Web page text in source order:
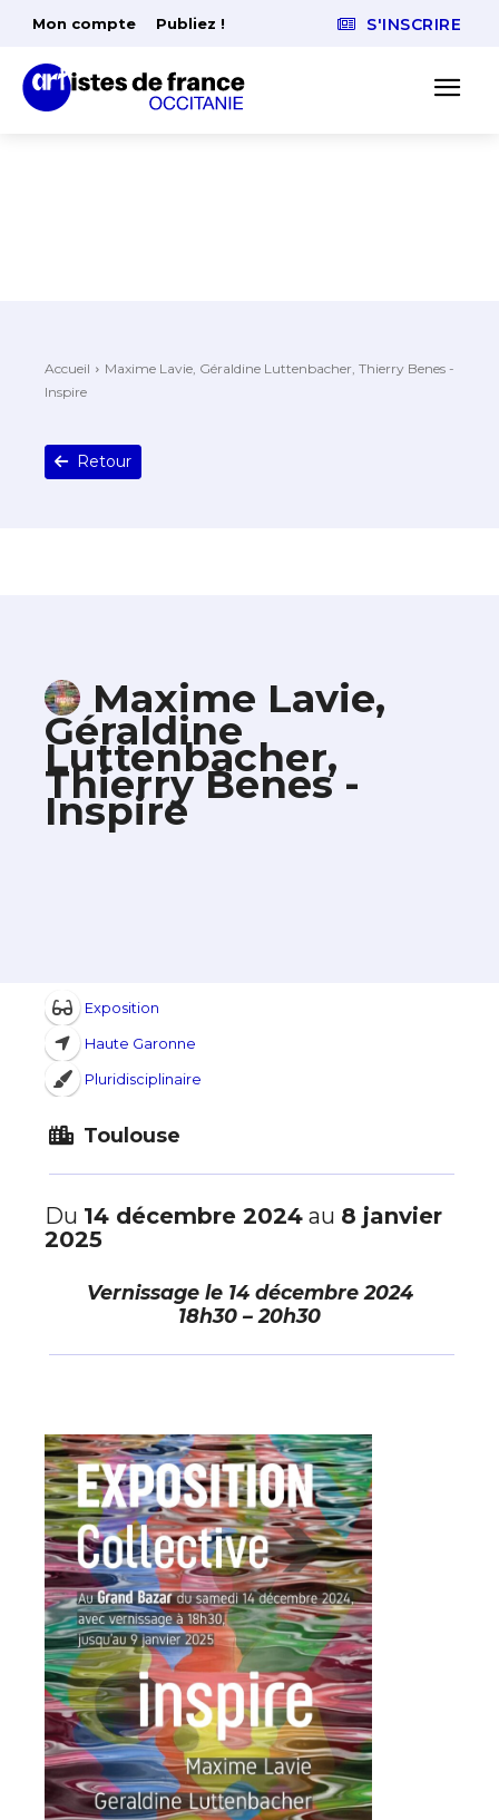
Mon compte Publiez ! S'INSCRIRE
Accueil
Maxime Lavie, Géraldine Luttenbacher, Thierry Benes -
Inspire
Retour
Maxime Lavie,
Géraldine
Luttenbacher,
Thierry Benes -
Inspire
Exposition
Haute Garonne
Pluridisciplinaire
Toulouse
Du 14 décembre 2024 au 8 janvier
2025
Vernissage le 14 décembre 2024
18h30 – 20h30